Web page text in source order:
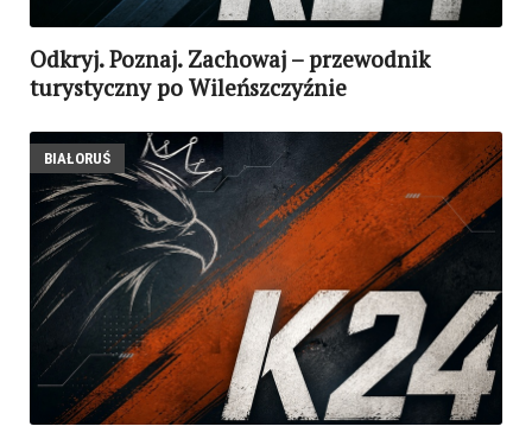
Odkryj. Poznaj. Zachowaj – przewodnik
turystyczny po Wileńszczyźnie
BIAŁORUŚ